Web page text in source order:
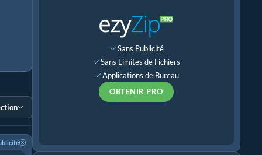
Sans Publicité
Sans Limites de Fichiers
Applications de Bureau
OBTENIR PRO